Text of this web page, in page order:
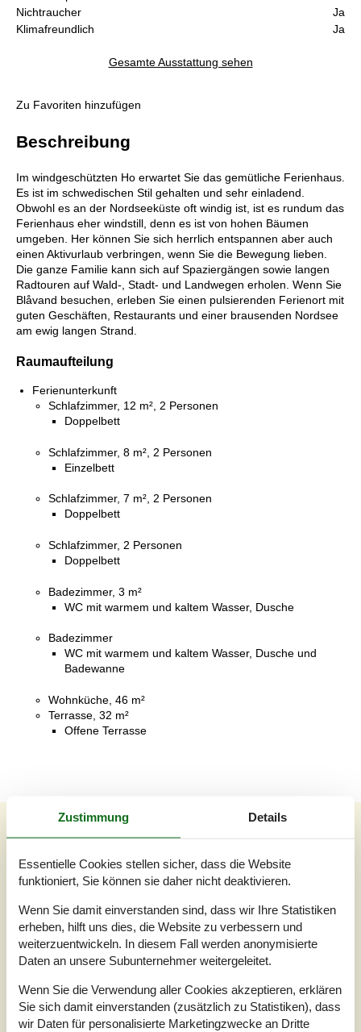
Nichtraucher
Ja
Klimafreundlich
Ja
Gesamte Ausstattung sehen
Zu Favoriten hinzufügen
Beschreibung
Im windgeschützten Ho erwartet Sie das gemütliche Ferienhaus.
Es ist im schwedischen Stil gehalten und sehr einladend.
Obwohl es an der Nordseeküste oft windig ist, ist es rundum das
Ferienhaus eher windstill, denn es ist von hohen Bäumen
umgeben. Her können Sie sich herrlich entspannen aber auch
einen Aktivurlaub verbringen, wenn Sie die Bewegung lieben.
Die ganze Familie kann sich auf Spaziergängen sowie langen
Radtouren auf Wald-, Stadt- und Landwegen erholen. Wenn Sie
Blåvand besuchen, erleben Sie einen pulsierenden Ferienort mit
guten Geschäften, Restaurants und einer brausenden Nordsee
am ewig langen Strand.
Raumaufteilung
Ferienunterkunft
Schlafzimmer, 12 m², 2 Personen
Doppelbett
Schlafzimmer, 8 m², 2 Personen
Einzelbett
Schlafzimmer, 7 m², 2 Personen
Doppelbett
Schlafzimmer, 2 Personen
Doppelbett
Badezimmer, 3 m²
WC mit warmem und kaltem Wasser, Dusche
Badezimmer
WC mit warmem und kaltem Wasser, Dusche und
Badewanne
Wohnküche, 46 m²
Terrasse, 32 m²
Offene Terrasse
Unsere Gästebewertungen
5,0
Bewertung ist vom 17.05.2026
4 (0)
3 (0)
2 (0)
1
Zustimmung Details
Essentielle Cookies stellen sicher, dass die Website
funktioniert, Sie können sie daher nicht deaktivieren.
Wenn Sie damit einverstanden sind, dass wir Ihre Statistiken
erheben, hilft uns dies, die Website zu verbessern und
weiterzuentwickeln. In diesem Fall werden anonymisierte
Daten an unsere Subunternehmer weitergeleitet.
Wenn Sie die Verwendung aller Cookies akzeptieren, erklären
Sie sich damit einverstanden (zusätzlich zu Statistiken), dass
wir Daten für personalisierte Marketingzwecke an Dritte